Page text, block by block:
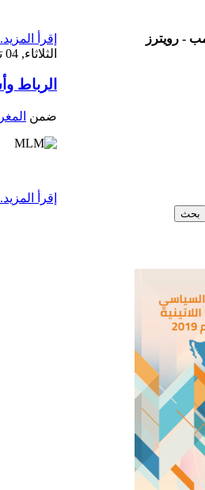
إقرأ
الثلاثاء, 04 تشرين2/نوفمبر 2025 14:30
الرباط
ضمن
إقرأ